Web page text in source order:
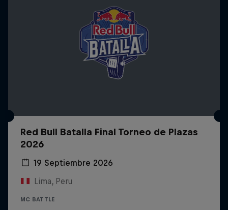
Red Bull Batalla Final Torneo de Plazas
2026
19 Septiembre 2026
Lima, Peru
MC BATTLE